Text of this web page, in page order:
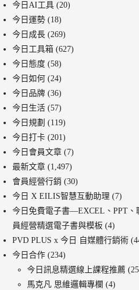
今日AI工具 (20)
今日運勢 (18)
今日成長 (269)
今日工具箱 (627)
今日態度 (58)
今日如何 (24)
今日品牌 (36)
今日生活 (57)
今日規劃 (119)
今日打卡 (201)
今日會員文章 (7)
最新文章 (1,497)
會員經營行銷 (30)
今日 X EILIS智慧互動助理 (7)
今日免費電子書—EXCEL、PPT、
員經營精選電子書與模板 (4)
PVD PLUS x 今日 自媒體行銷術
今日合作 (234)
今日訊息精選線上課程推薦
馬克凡 思維邏輯專欄 (4)